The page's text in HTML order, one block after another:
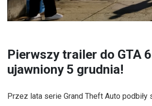
Pierwszy trailer do GTA
ujawniony 5 grudnia!
Przez lata serie Grand Theft Auto podbiły